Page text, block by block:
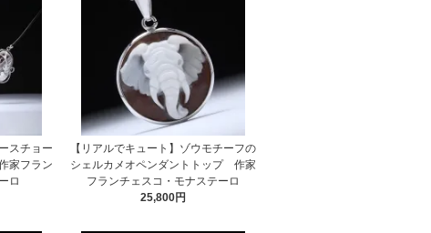
スチョー
家フラン
ロ
【リアルでキュート】ゾウモチーフの
シェルカメオペンダントトップ 作家
フランチェスコ・モナステーロ
25,800円